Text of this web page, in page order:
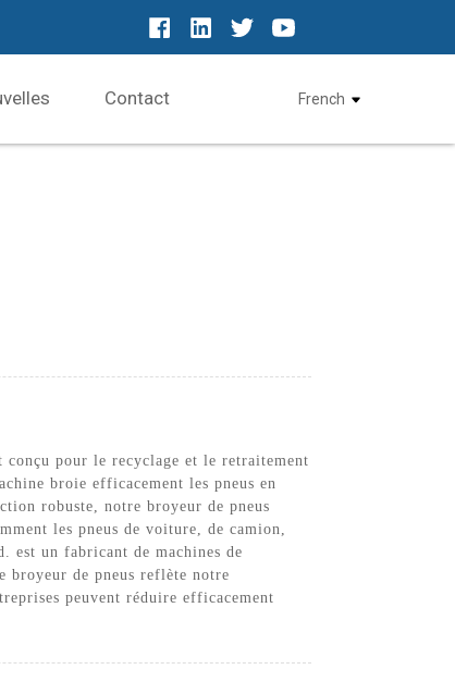
Contact French
pour le recyclage et le retraitement
broie efficacement les pneus en
robuste, notre broyeur de pneus
les pneus de voiture, de camion,
est un fabricant de machines de
broyeur de pneus reflète notre
peuvent réduire efficacement